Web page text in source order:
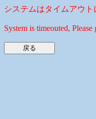
システムはタイムアウ
System is timeouted, Please